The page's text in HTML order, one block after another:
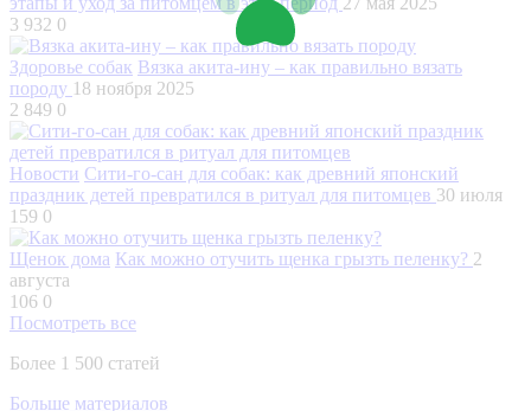
3 932 0
Здоровье собак Вязка акита-ину – как правильно вязать
породу 18 ноября 2025
2 849 0
Новости Сити-го-сан для собак: как древний японский
праздник детей превратился в ритуал для питомцев 30 июля
159 0
Щенок дома Как можно отучить щенка грызть пеленку? 2
августа
106 0
Посмотреть все
Более 1 500 статей
Больше материалов